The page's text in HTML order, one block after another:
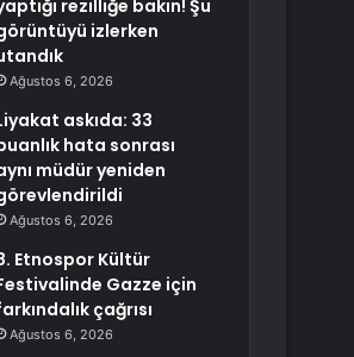
rezilliğe bakın! Şu
izlerken
Ağustos 6, 2026
askıda: 33
hata sonrası
müdür yeniden
Ağustos 6, 2026
Etnospor Kültür
Gazze için
çağrısı
Ağustos 6, 2026